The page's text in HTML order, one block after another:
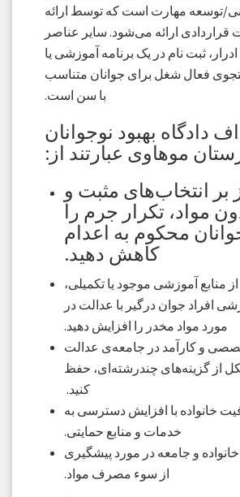
توسعه مهارت است که توسط ارائه
قراردادی ارائه می‌شود. سایر عناصر
ثبت نام در یک برنامه آموزشی یا
فعال شغل برای جوانان متناسب
با سن است.
دادگاه بهبود نوجوانان
موهاوی عبارتند از:
بر انتخاب‌های مثبت و
مواد، تکرار جرم را
محکوم به اعدام
کاهش دهید.
از منابع آموزشی موجود یا تکمیلی،
افراد جوان درگیر با عدالت در
مورد مواد مخدر را افزایش دهید.
و کارآمد در جامعه‌ی عدالت
از گزینه‌های چندرشته‌ای، حفظ
کنید.
خانواده با افزایش دسترسی به
خدمات و منابع حمایتی.
و جامعه در مورد پیشگیری
از سوء مصرف مواد.